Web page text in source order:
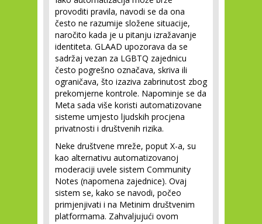
provoditi pravila, navodi se da ona
često ne razumije složene situacije,
naročito kada je u pitanju izražavanje
identiteta. GLAAD upozorava da se
sadržaj vezan za LGBTQ zajednicu
često pogrešno označava, skriva ili
ograničava, što izaziva zabrinutost zbog
prekomjerne kontrole. Napominje se da
Meta sada više koristi automatizovane
sisteme umjesto ljudskih procjena
privatnosti i društvenih rizika.
Neke društvene mreže, poput X-a, su
kao alternativu automatizovanoj
moderaciji uvele sistem Community
Notes (napomena zajednice). Ovaj
sistem se, kako se navodi, počeo
primjenjivati i na Metinim društvenim
platformama. Zahvaljujući ovom